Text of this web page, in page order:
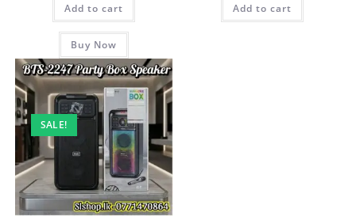
Add to cart Add to cart
Buy Now
SALE!